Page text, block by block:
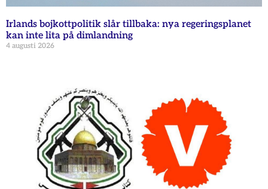
Irlands bojkottpolitik slår tillbaka: nya regeringsplanet
kan inte lita på dimlandning
4 augusti 2026